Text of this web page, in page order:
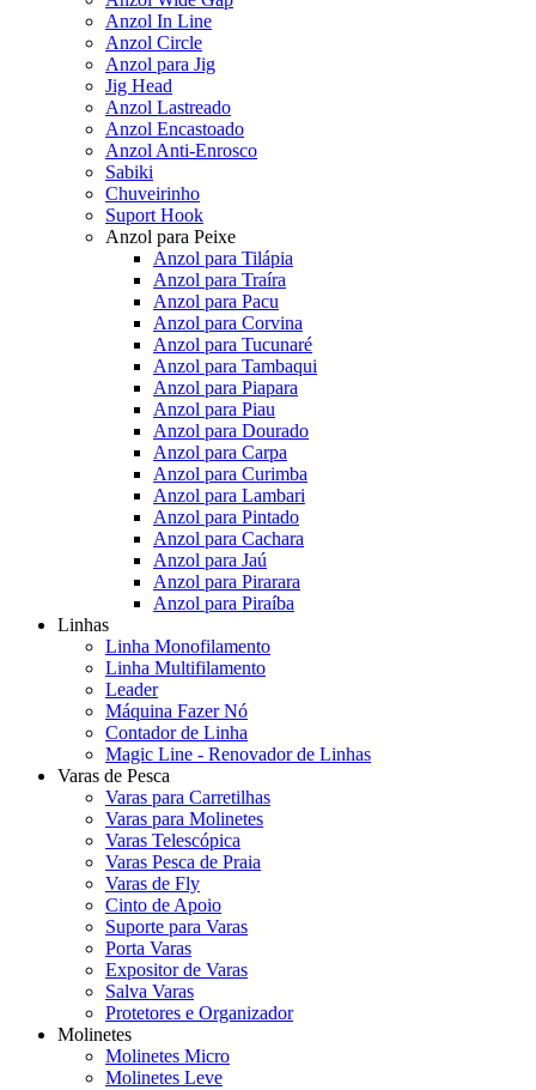
Anzol In Line
Anzol Circle
Anzol para Jig
Jig Head
Anzol Lastreado
Anzol Encastoado
Anzol Anti-Enrosco
Sabiki
Chuveirinho
Suport Hook
Anzol para Peixe
Anzol para Tilápia
Anzol para Traíra
Anzol para Pacu
Anzol para Corvina
Anzol para Tucunaré
Anzol para Tambaqui
Anzol para Piapara
Anzol para Piau
Anzol para Dourado
Anzol para Carpa
Anzol para Curimba
Anzol para Lambari
Anzol para Pintado
Anzol para Cachara
Anzol para Jaú
Anzol para Pirarara
Anzol para Piraíba
Linhas
Linha Monofilamento
Linha Multifilamento
Leader
Máquina Fazer Nó
Contador de Linha
Magic Line - Renovador de Linhas
Varas de Pesca
Varas para Carretilhas
Varas para Molinetes
Varas Telescópica
Varas Pesca de Praia
Varas de Fly
Cinto de Apoio
Suporte para Varas
Porta Varas
Expositor de Varas
Salva Varas
Protetores e Organizador
Molinetes
Molinetes Micro
Molinetes Leve